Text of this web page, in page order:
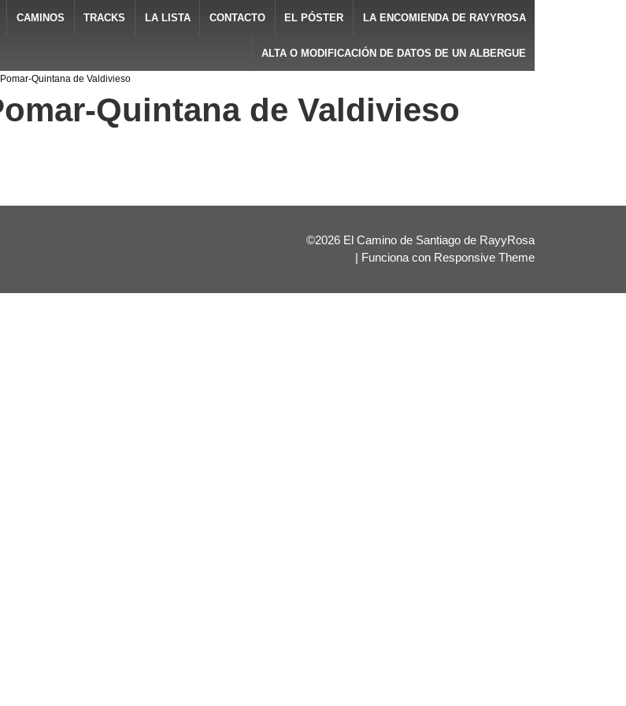
CAMINOS TRACKS LA LISTA CONTACTO EL PÓSTER LA ENCOMIENDA DE RAYYROSA
ALTA O MODIFICACIÓN DE DATOS DE UN ALBERGUE
Quintana de Valdivieso
Quintana de Valdivieso
©2026 El Camino de Santiago de RayyRosa
| Funciona con Responsive Theme